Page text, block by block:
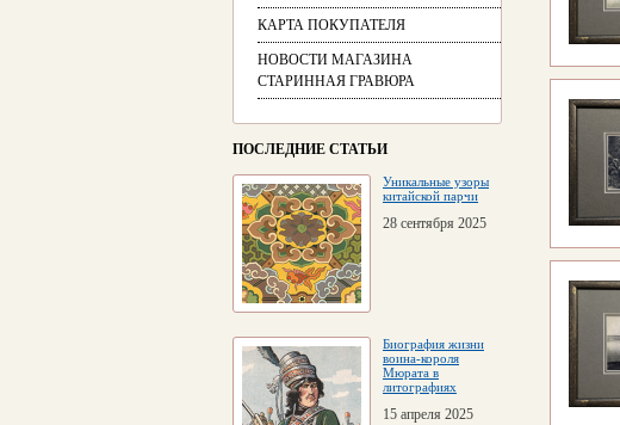
КАРТА ПОКУПАТЕЛЯ
НОВОСТИ МАГАЗИНА
СТАРИННАЯ ГРАВЮРА
ПОСЛЕДНИЕ СТАТЬИ
Уникальные узоры
китайской парчи
28 сентября 2025
Биография жизни
воина-короля
Мюрата в
литографиях
15 апреля 2025